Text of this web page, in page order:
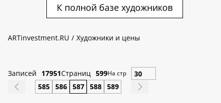
К полной базе художников
ARTinvestment.RU Художники и цены
Записей 17951Страниц 599На стр
585 586 587 588 589